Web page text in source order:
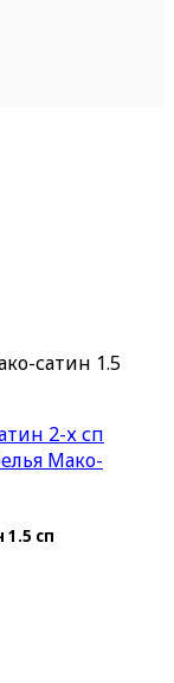
сатин 1.5
2-х сп
Мако-
сп